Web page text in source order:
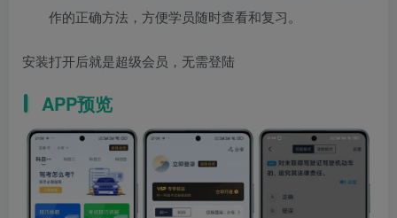
作的正确方法，方便学员随时查看和复习。
安装打开后就是超级会员，无需登陆
APP预览